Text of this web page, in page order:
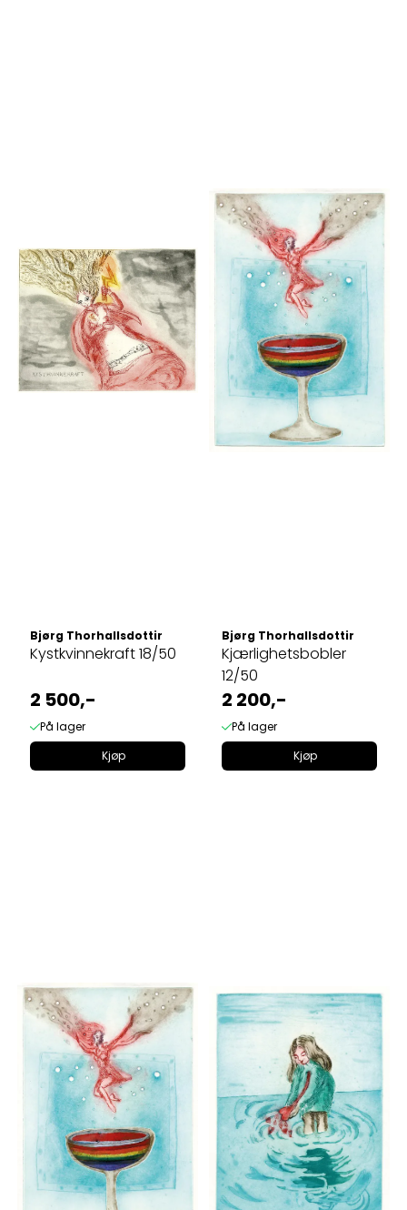
Bjørg Thorhallsdottir
Kystkvinnekraft 18/50
2 500,-
På lager
Kjøp
Bjørg Thorhallsdottir
Kjærlighetsbobler
12/50
2 200,-
På lager
Kjøp